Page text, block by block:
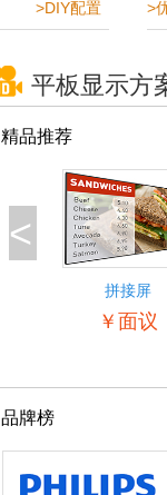
>DIY配置 >
平板显示方
精品推荐
<
拼接屏
￥面议
品牌榜